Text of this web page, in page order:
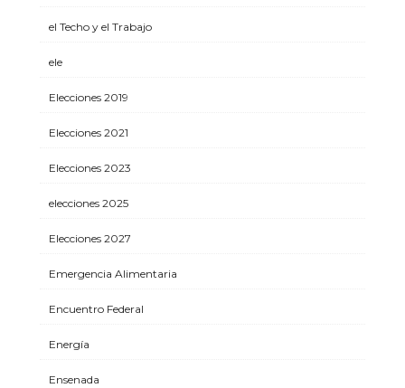
el Techo y el Trabajo
ele
Elecciones 2019
Elecciones 2021
Elecciones 2023
elecciones 2025
Elecciones 2027
Emergencia Alimentaria
Encuentro Federal
Energía
Ensenada